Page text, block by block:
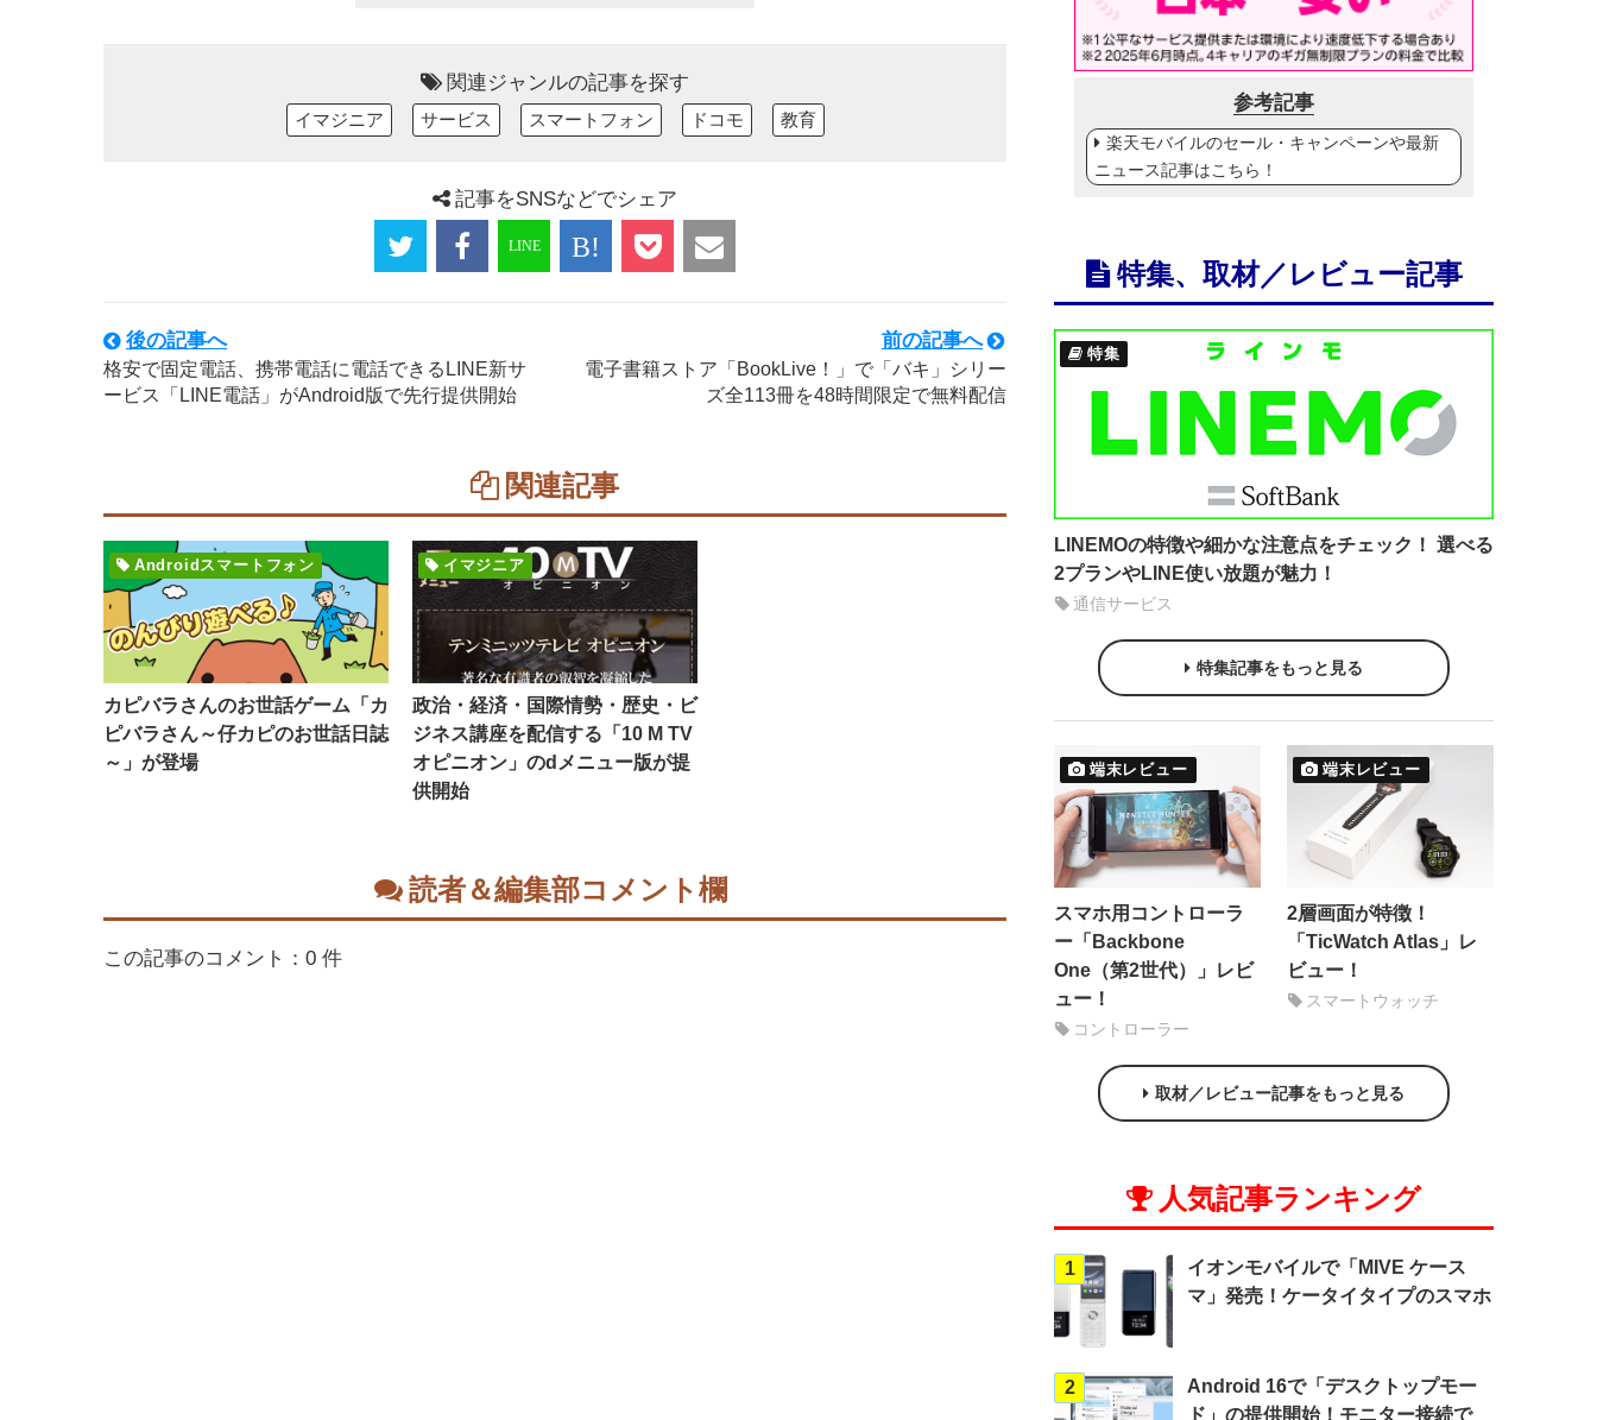
関連ジャンルの記事を探す
イマジニア サービス スマートフォン ドコモ 教育
記事をSNSなどでシェア
後の記事へ
格安で固定電話、携帯電話に電話できるLINE新サ
ービス「LINE電話」がAndroid版で先行提供開始
前の記事へ
電子書籍ストア「BookLive！」で「バキ」シリー
ズ全113冊を48時間限定で無料配信
関連記事
Androidスマートフォン
カピバラさんのお世話ゲーム「カ
ピバラさん～仔カピのお世話日誌
～」が登場
イマジニア
政治・経済・国際情勢・歴史・ビ
ジネス講座を配信する「10 M TV
オピニオン」のdメニュー版が提
供開始
読者＆編集部コメント欄
この記事のコメント：0 件
参考記事
楽天モバイルのセール・キャンペーンや最新
ニュース記事はこちら！
特集、取材／レビュー記事
特集
LINEMOの特徴や細かな注意点をチェック！ 選べる
2プランやLINE使い放題が魅力！
通信サービス
特集記事をもっと見る
端末レビュー
スマホ用コントローラ
ー「Backbone
One（第2世代）」レビ
ュー！
コントローラー
端末レビュー
2層画面が特徴！
「TicWatch Atlas」レ
ビュー！
スマートウォッチ
取材／レビュー記事をもっと見る
人気記事ランキング
1
イオンモバイルで「MIVE ケース
マ」発売！ケータイタイプのスマホ
2
Android 16で「デスクトップモー
ド」の提供開始！モニター接続で